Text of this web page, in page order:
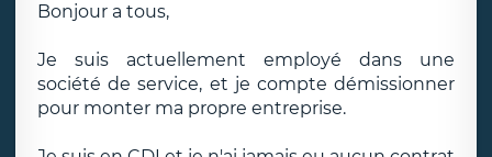
Bonjour a tous,
Je suis actuellement employé dans une
société de service, et je compte démissionner
pour monter ma propre entreprise.